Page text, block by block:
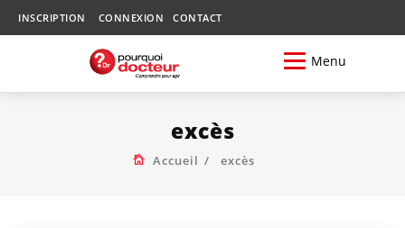
INSCRIPTION CONNEXION CONTACT
Menu
excès
Accueil excès